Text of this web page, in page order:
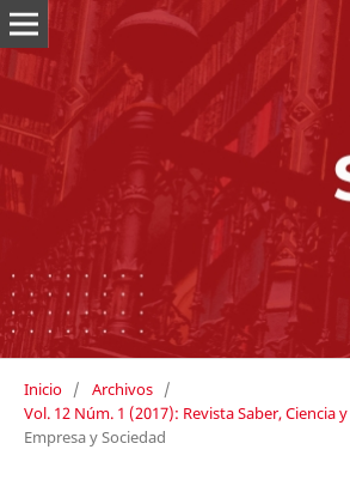
Inicio / Archivos /
Vol. 12 Núm. 1 (2017): Revista Saber, Ciencia
Empresa y Sociedad